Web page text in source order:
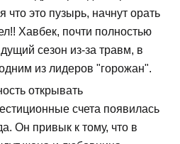
что это пузырь, начнут орать
Хавбек, почти полностью
сезон из-за травм, в
из лидеров "горожан".
открывать
счета появилась
Он привык к тому, что в